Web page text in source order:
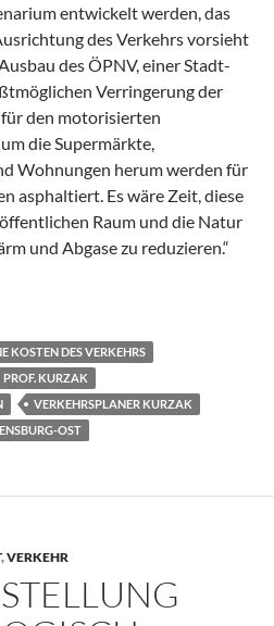
entwickelt werden, das
des Verkehrs vorsieht
des ÖPNV, einer Stadt-
Verringerung der
den motorisierten
die Supermärkte,
Wohnungen herum werden für
asphaltiert. Es wäre Zeit, diese
Raum und die Natur
und Abgase zu reduzieren.“
eine Abkehr von der Asphalt-
KOSTEN DES VERKEHRS
PROF. KURZAK
VERKEHRSPLANER KURZAK
OST
,VERKEHR